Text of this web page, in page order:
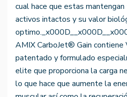
cual hace que estas
activos intactos y su valor
AMIX CarboJet® Gain contiene
patentado y formulado
elite que proporciona la carga
lo que hace que aumente la